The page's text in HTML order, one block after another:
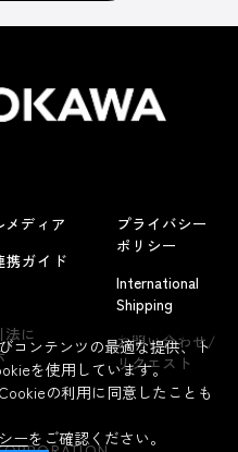
よくあるお問い合わせ
メディア
携ガイド
に
プライバシー
ポリシー
International
Shipping
お問い合わせ/
リクエスト
コンテンツの最適な提供、ト
を使用しています。
の利用に同意したことも
ーをご確認ください。